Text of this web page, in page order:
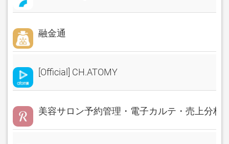
融金通
[Official] CH.ATOMY
美容サロン予約管理・電子カルテ・売上分析